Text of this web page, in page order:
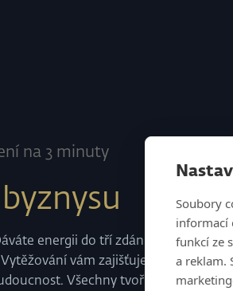
Soubory
informací
funkcí ze
a reklam.
na 3 minuty
energii do tří zdánlivě
vám zajišťuje prosperitu.
Všechny tvoří jeden celek.